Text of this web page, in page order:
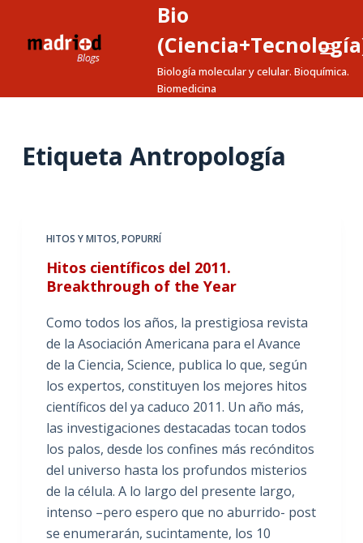
a
Bio
Biología molecular y celular. Bioquímica.
Biomedicina
Etiqueta Antropología
HITOS Y MITOS,POPURRÍ
Hitos científicos del 2011.
Breakthrough of the Year
Como todos los años, la prestigiosa revista
de la Asociación Americana para el Avance
de la Ciencia, Science, publica lo que, según
los expertos, constituyen los mejores hitos
científicos del ya caduco 2011. Un año más,
las investigaciones destacadas tocan todos
los palos, desde los confines más recónditos
del universo hasta los profundos misterios
de la célula. A lo largo del presente largo,
intenso –pero espero que no aburrido- post
se enumerarán, sucintamente, los 10